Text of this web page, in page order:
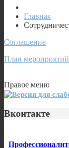
Главная
Соглашение
План
Правое меню
Вконтакте